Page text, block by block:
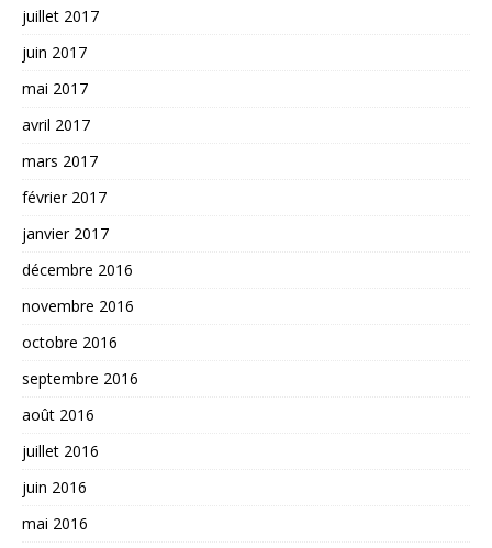
juillet 2017
juin 2017
mai 2017
avril 2017
mars 2017
février 2017
janvier 2017
décembre 2016
novembre 2016
octobre 2016
septembre 2016
août 2016
juillet 2016
juin 2016
mai 2016